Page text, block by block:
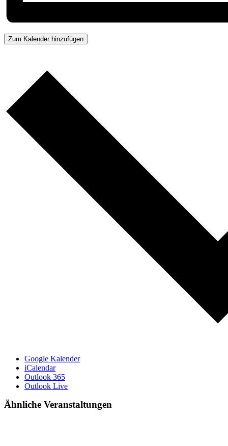
Zum Kalender hinzufügen
Google Kalender
iCalendar
Outlook 365
Outlook Live
Ähnliche Veranstaltungen